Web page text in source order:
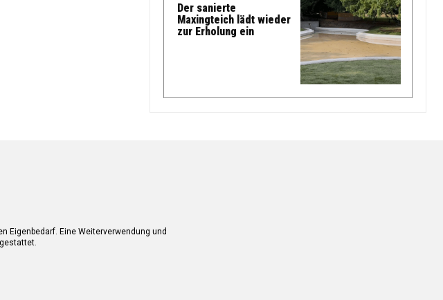
Der sanierte
Maxingteich lädt wieder
zur Erholung ein
Eigenbedarf. Eine Weiterverwendung und